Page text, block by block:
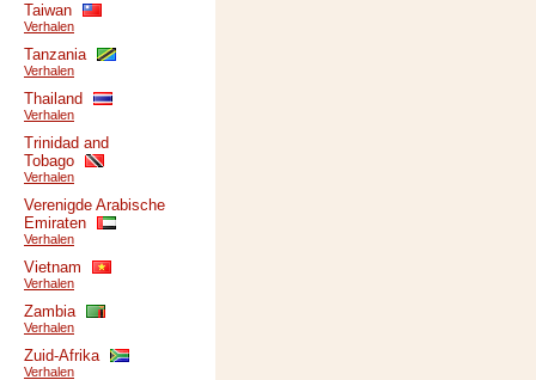
Taiwan
Verhalen
Tanzania
Verhalen
Thailand
Verhalen
Trinidad and
Tobago
Verhalen
Verenigde Arabische
Emiraten
Verhalen
Vietnam
Verhalen
Zambia
Verhalen
Zuid-Afrika
Verhalen